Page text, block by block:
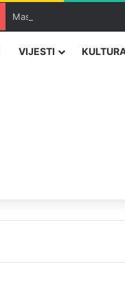
Masakr u školi u blizini
VIJESTI